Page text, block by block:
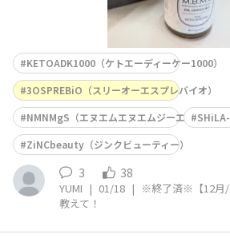
KETOADK1000（ケトエーディーケー1000）
3OSPREBiO（スリーオーエスプレバイオ）
NMNMgS（エヌエムエヌエムジーエス）
ZiNCbeauty（ジンクビューティー）
3 38
YUMI | 01/18 | ※終了済※【12月/
教えて！